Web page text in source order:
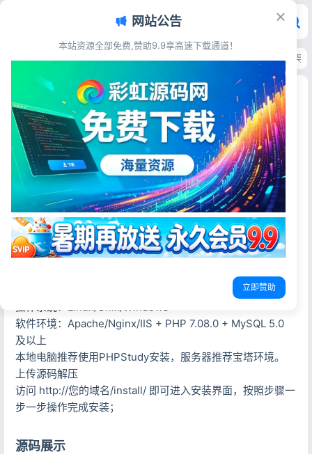
首页>主题模板>易优CMS>易优CMS响应式网址导航资讯模板 站长资源导
易优CMS响应式网址导航资讯模板 站长资源导航
站源码
彩虹源码网
2026-06-25更新于2026-06-25 17阅读
源码简介
本模板自带eyoucms内核，无需再下载eyou系统，原创设
计、手工书写DIV+CSS，完美兼容IE7+、Firefox、
Chrome、360浏览器等；主流浏览器；结构容易优化；多终
软件环境：Apache/Nginx/IIS + PHP 7.08.0 + MySQL 5.0
及以上
本地电脑推荐使用PHPStudy安装，服务器推荐宝塔环境。
上传源码解压
访问 http://您的域名/install/ 即可进入安装界面，按照步骤一
步一步操作完成安装；
源码展示
网站公告
本站资源全部免费,赞助9.9享高速下载通道！
立即赞助